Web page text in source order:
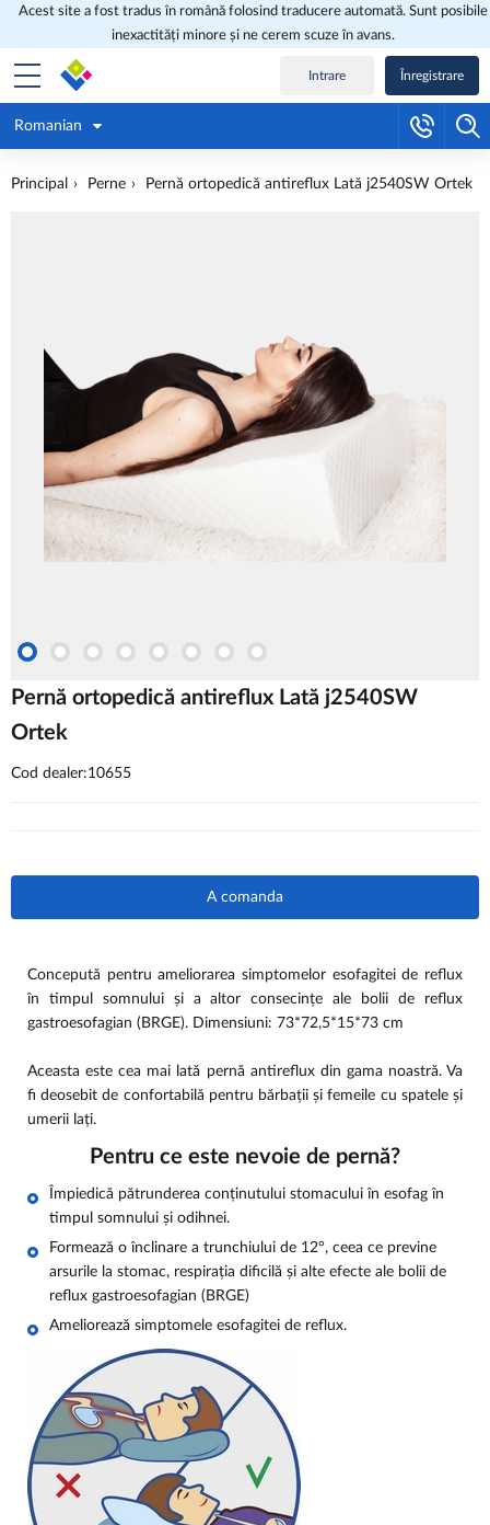
Acest site a fost tradus în română folosind traducere automată. Sunt posibile
inexactități minore și ne cerem scuze în avans.
Intrare Înregistrare
Romanian
Principal Perne Pernă ortopedică antireflux Lată j2540SW Ortek
Pernă ortopedică antireflux Lată j2540SW
Ortek
Cod dealer:10655
A comanda
Concepută pentru ameliorarea simptomelor esofagitei de reflux
în timpul somnului și a altor consecințe ale bolii de reflux
gastroesofagian (BRGE). Dimensiuni: 73*72,5*15*73 cm
Aceasta este cea mai lată pernă antireflux din gama noastră. Va
fi deosebit de confortabilă pentru bărbații și femeile cu spatele și
umerii lați.
Pentru ce este nevoie de pernă?
Împiedică pătrunderea conținutului stomacului în esofag în
timpul somnului și odihnei.
Formează o înclinare a trunchiului de 12°, ceea ce previne
arsurile la stomac, respirația dificilă și alte efecte ale bolii de
reflux gastroesofagian (BRGE)
Ameliorează simptomele esofagitei de reflux.